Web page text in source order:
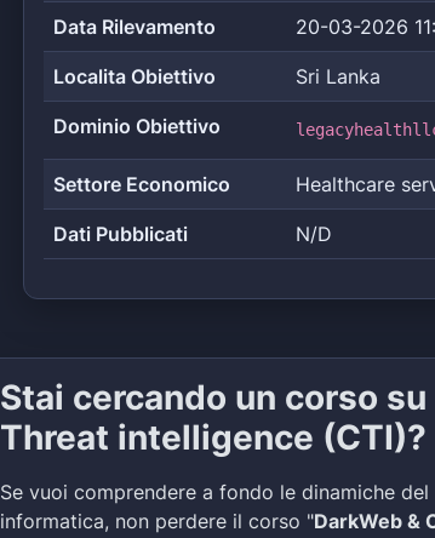
Data Rilevamento 20-03-2026
Localita Obiettivo Sri Lanka
Dominio Obiettivo
Settore Economico Healthcare
Dati Pubblicati N/D
Stai cercando un corso
Threat intelligence (CTI)?
Se vuoi comprendere a fondo le dinamiche
informatica, non perdere il corso "DarkWeb &